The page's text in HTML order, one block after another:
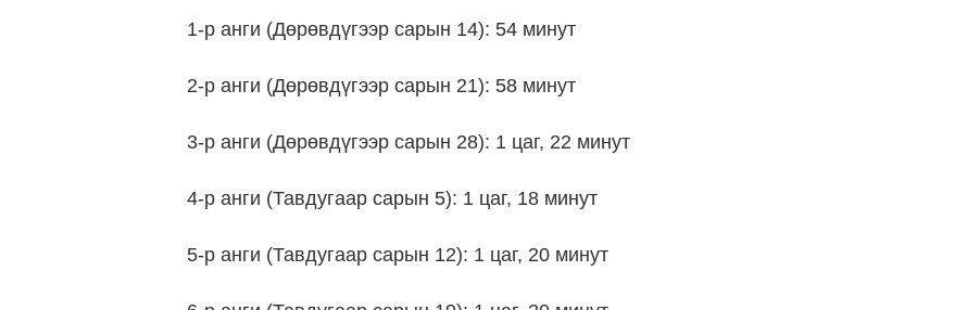
1-р анги (Дөрөвдүгээр сарын 14): 54 минут
2-р анги (Дөрөвдүгээр сарын 21): 58 минут
3-р анги (Дөрөвдүгээр сарын 28): 1 цаг, 22 минут
4-р анги (Тавдугаар сарын 5): 1 цаг, 18 минут
5-р анги (Тавдугаар сарын 12): 1 цаг, 20 минут